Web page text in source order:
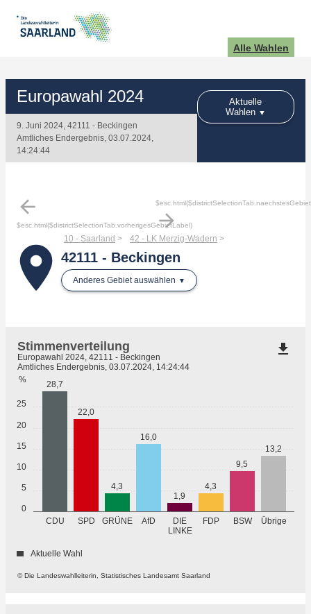
Alle Wahlen
Europawahl 2024
9. Juni 2024, 42111 - Beckingen
Amtliches Endergebnis, 03.07.2024,
14:24:44
Aktuelle
Wahlen
arrow_back
$esc.html($districtSelectionTab.vorherigesGebietLabel)
arrow_forward
place
10 - Saarland 42 - LK Merzig-Wadern
42111 - Beckingen
Anderes Gebiet auswählen
0
5
10
15
20
25
%
CDU SPD GRÜNE AfD
DIE
LINKE
FDP BSW Übrige
28,7
22,0
4,3
16,0
1,9
4,3
9,5
13,2
© Die Landeswahlleiterin, Statistisches Landesamt Saarland
Stimmenverteilung
Europawahl 2024, 42111 - Beckingen
Amtliches Endergebnis, 03.07.2024, 14:24:44
Aktuelle Wahl
file_download